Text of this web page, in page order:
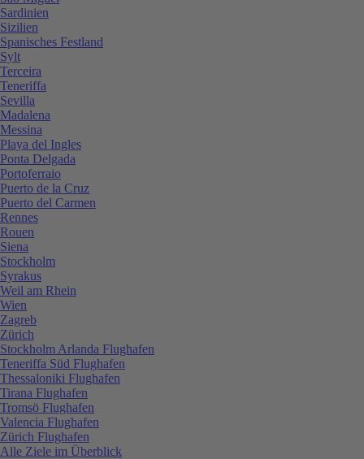
Sardinien
Sizilien
Spanisches Festland
Sylt
Terceira
Teneriffa
Sevilla
Madalena
Messina
Playa del Ingles
Ponta Delgada
Portoferraio
Puerto de la Cruz
Puerto del Carmen
Rennes
Rouen
Siena
Stockholm
Syrakus
Weil am Rhein
Wien
Zagreb
Zürich
Stockholm Arlanda Flughafen
Teneriffa Süd Flughafen
Thessaloniki Flughafen
Tirana Flughafen
Tromsö Flughafen
Valencia Flughafen
Zürich Flughafen
Alle Ziele im Überblick